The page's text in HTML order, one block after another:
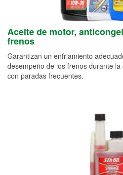
Aceite de motor,
frenos
Garantizan un enfriamiento
desempeño de los frenos durante
con paradas frecuentes.